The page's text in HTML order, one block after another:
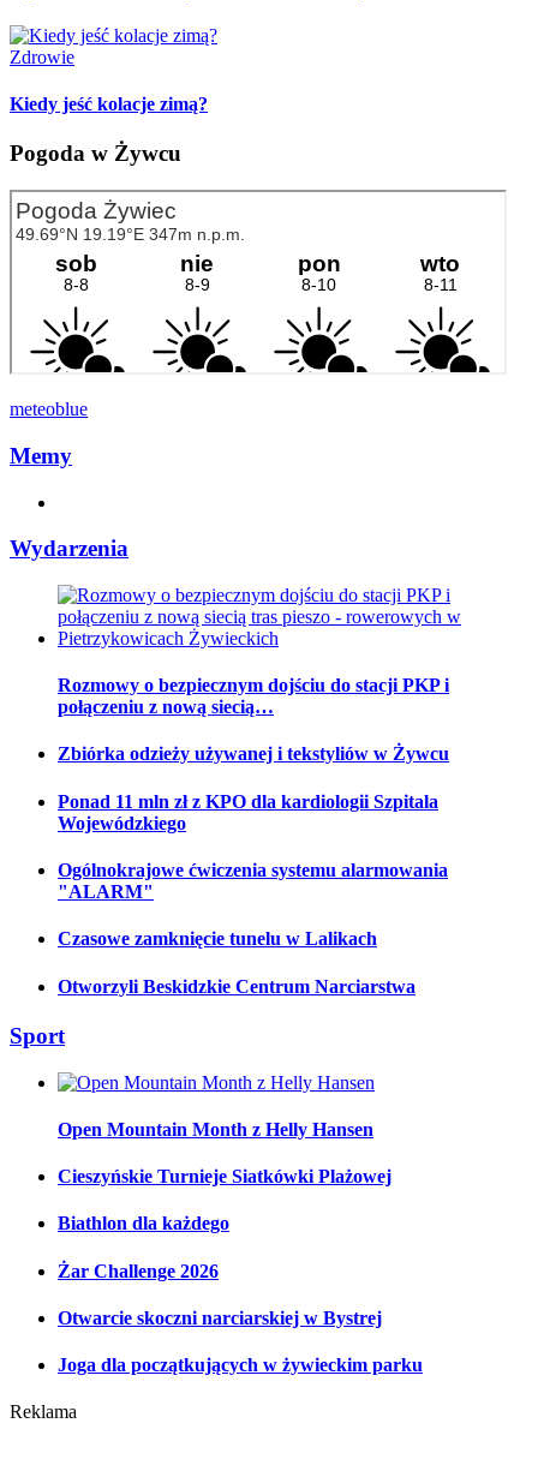
Zdrowie
Kiedy jeść kolacje zimą?
Pogoda w Żywcu
meteoblue
Memy
Wydarzenia
Rozmowy o bezpiecznym dojściu do stacji PKP i
połączeniu z nową siecią…
Zbiórka odzieży używanej i tekstyliów w Żywcu
Ponad 11 mln zł z KPO dla kardiologii Szpitala
Wojewódzkiego
Ogólnokrajowe ćwiczenia systemu alarmowania
"ALARM"
Czasowe zamknięcie tunelu w Lalikach
Otworzyli Beskidzkie Centrum Narciarstwa
Sport
Open Mountain Month z Helly Hansen
Cieszyńskie Turnieje Siatkówki Plażowej
Biathlon dla każdego
Żar Challenge 2026
Otwarcie skoczni narciarskiej w Bystrej
Joga dla początkujących w żywieckim parku
Reklama